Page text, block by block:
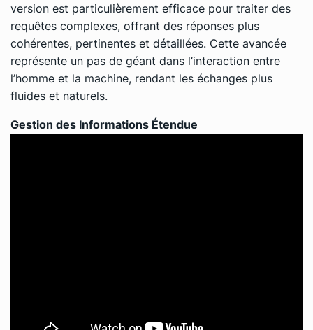
version est particulièrement efficace pour traiter des
requêtes complexes, offrant des réponses plus
cohérentes, pertinentes et détaillées. Cette avancée
représente un pas de géant dans l’interaction entre
l’homme et la machine, rendant les échanges plus
fluides et naturels.
Gestion des Informations Étendue